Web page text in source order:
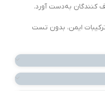
کنندگان به‌دست آورد.
ایمن، بدون تست